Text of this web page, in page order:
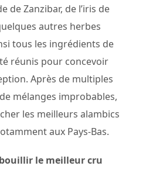
de Zanzibar, de l’iris de
autres herbes
tous les ingrédients de
réunis pour concevoir
Après de multiples
mélanges improbables,
les meilleurs alambics
aux Pays-Bas.
le meilleur cru